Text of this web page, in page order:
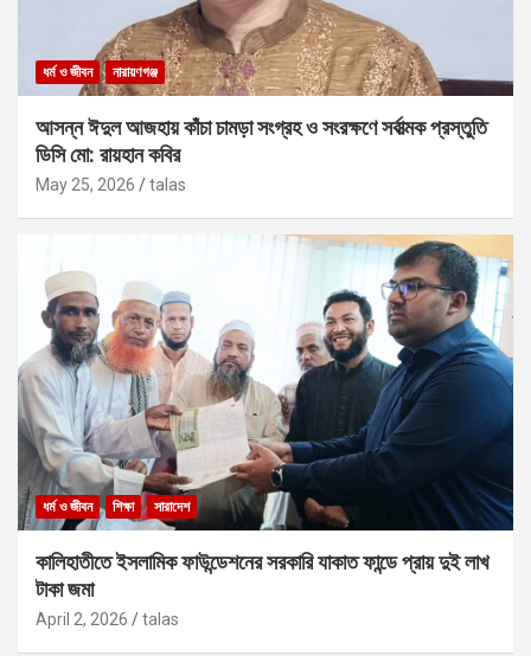
ধর্ম ও জীবন নারায়ণগঞ্জ
আসন্ন ঈদুল আজহায় কাঁচা চামড়া সংগ্রহ ও সংরক্ষণে সর্বাত্মক প্রস্তুতি
ডিসি মো: রায়হান কবির
May 25, 2026 talas
ধর্ম ও জীবন শিক্ষা সারাদেশ
কালিহাতীতে ইসলামিক ফাউন্ডেশনের সরকারি যাকাত ফান্ডে প্রায় দুই লাখ
টাকা জমা
April 2, 2026 talas